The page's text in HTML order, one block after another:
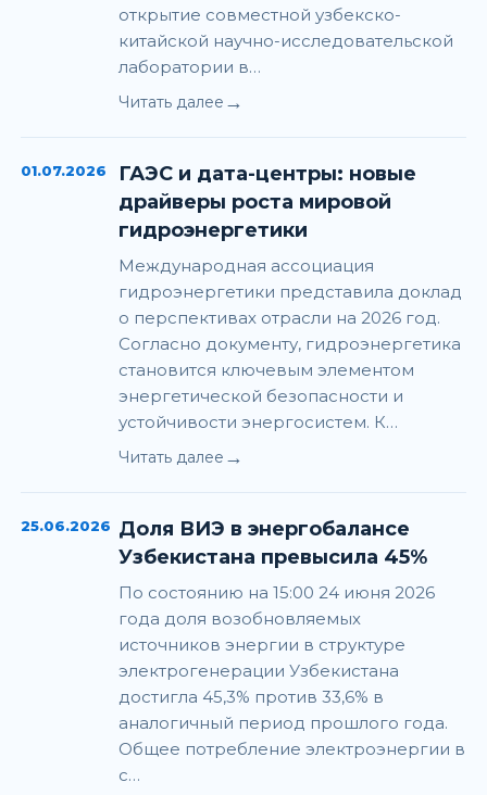
открытие совместной узбекско-
китайской научно-исследовательской
лаборатории в…
Читать далее →
01.07.2026
ГАЭС и дата-центры: новые
драйверы роста мировой
гидроэнергетики
Международная ассоциация
гидроэнергетики представила доклад
о перспективах отрасли на 2026 год.
Согласно документу, гидроэнергетика
становится ключевым элементом
энергетической безопасности и
устойчивости энергосистем. К…
Читать далее →
25.06.2026 Доля ВИЭ в энергобалансе
Узбекистана превысила 45%
По состоянию на 15:00 24 июня 2026
года доля возобновляемых
источников энергии в структуре
электрогенерации Узбекистана
достигла 45,3% против 33,6% в
аналогичный период прошлого года.
Общее потребление электроэнергии в
с…